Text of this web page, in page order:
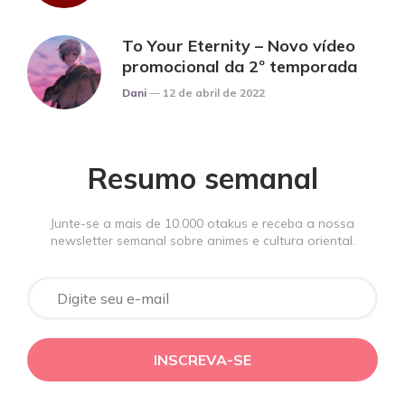
To Your Eternity – Novo vídeo
promocional da 2º temporada
Posted
Dani 12 de abril de 2022
Resumo semanal
Junte-se a mais de 10.000 otakus e receba a nossa
newsletter semanal sobre animes e cultura oriental.